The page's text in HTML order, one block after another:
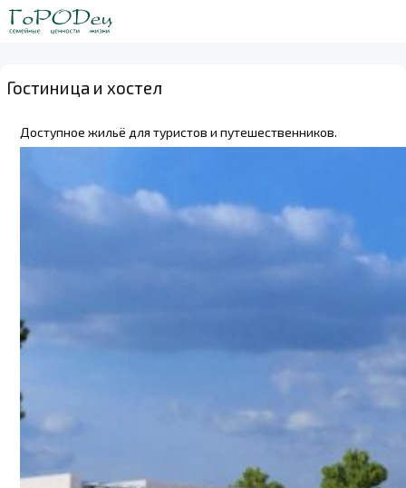
Гостиница и хостел
Доступное жильё для туристов и путешественников.